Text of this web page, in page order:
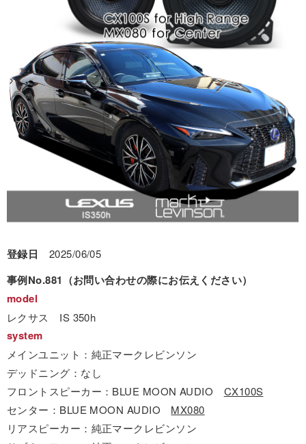
登録日 2025/06/05
事例No.881（お問い合わせの際にお伝えください）
model
レクサス IS 350h
system
メインユニット：純正マークレビンソン
デッドニング：なし
フロントスピーカー：BLUE MOON AUDIO CX100S
センター：BLUE MOON AUDIO MX080
リアスピーカー：純正マークレビンソン